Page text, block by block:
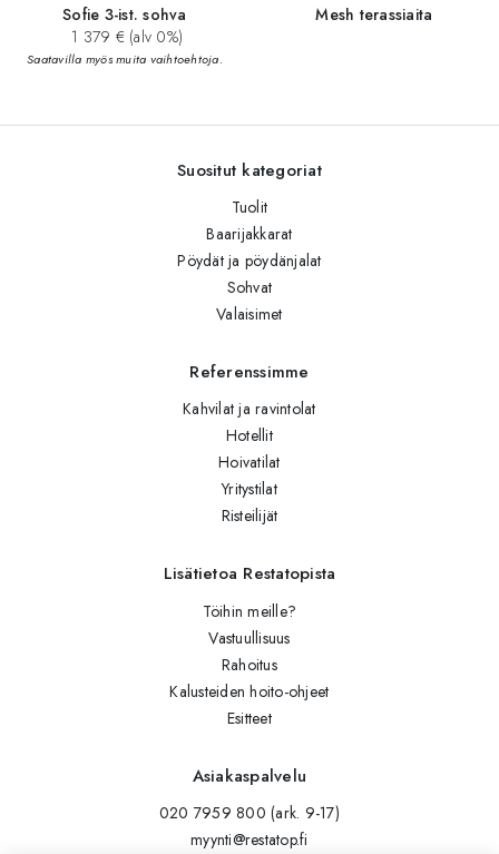
Sofie 3-ist. sohva
1 379 € (alv 0%)
Saatavilla myös muita vaihtoehtoja.
Mesh terassiaita
Suositut kategoriat
Tuolit
Baarijakkarat
Pöydät ja pöydänjalat
Sohvat
Valaisimet
Referenssimme
Kahvilat ja ravintolat
Hotellit
Hoivatilat
Yritystilat
Risteilijät
Lisätietoa Restatopista
Töihin meille?
Vastuullisuus
Rahoitus
Kalusteiden hoito-ohjeet
Esitteet
Asiakaspalvelu
020 7959 800 (ark. 9-17)
myynti@restatop.fi